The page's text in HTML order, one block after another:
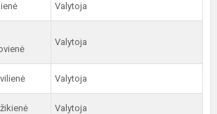
Valytoja
Valytoja
Valytoja
Valytoja